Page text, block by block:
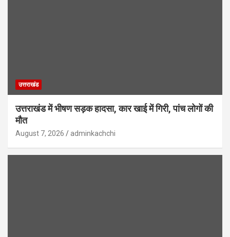
उत्तराखंड
उत्तराखंड में भीषण सड़क हादसा, कार खाई में गिरी, पांच लोगों की
मौत
August 7, 2026 adminkachchi